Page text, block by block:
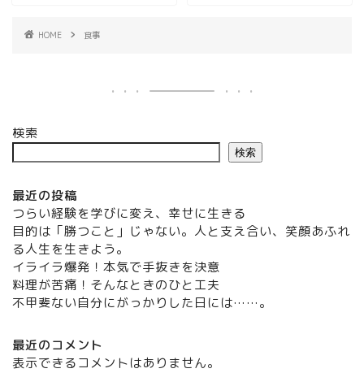
HOME 食事
検索
検索
最近の投稿
つらい経験を学びに変え、幸せに生きる
目的は「勝つこと」じゃない。人と支え合い、笑顔あふれ
る人生を生きよう。
イライラ爆発！本気で手抜きを決意
料理が苦痛！そんなときのひと工夫
不甲斐ない自分にがっかりした日には……。
最近のコメント
表示できるコメントはありません。